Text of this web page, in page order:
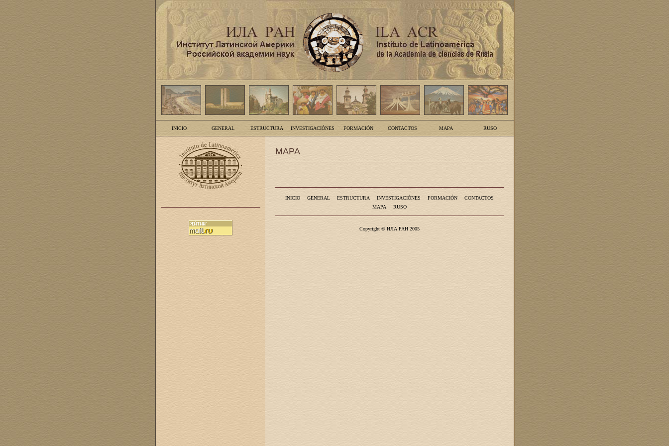
INICIO GENERAL ESTRUCTURA INVESTIGACIÓNES FORMACIÓN CONTACTOS MAPA RUSO
MAPA
INICIO GENERAL ESTRUCTURA INVESTIGACIÓNES FORMACIÓN
CONTACTOS
MAPA
RUSO
Copyright © ИЛА РАН 2005